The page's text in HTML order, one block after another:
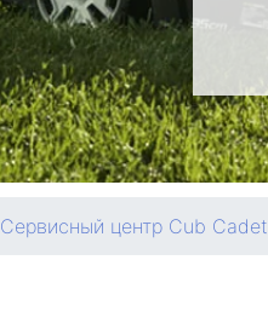
Сервисный центр Cub Cadet